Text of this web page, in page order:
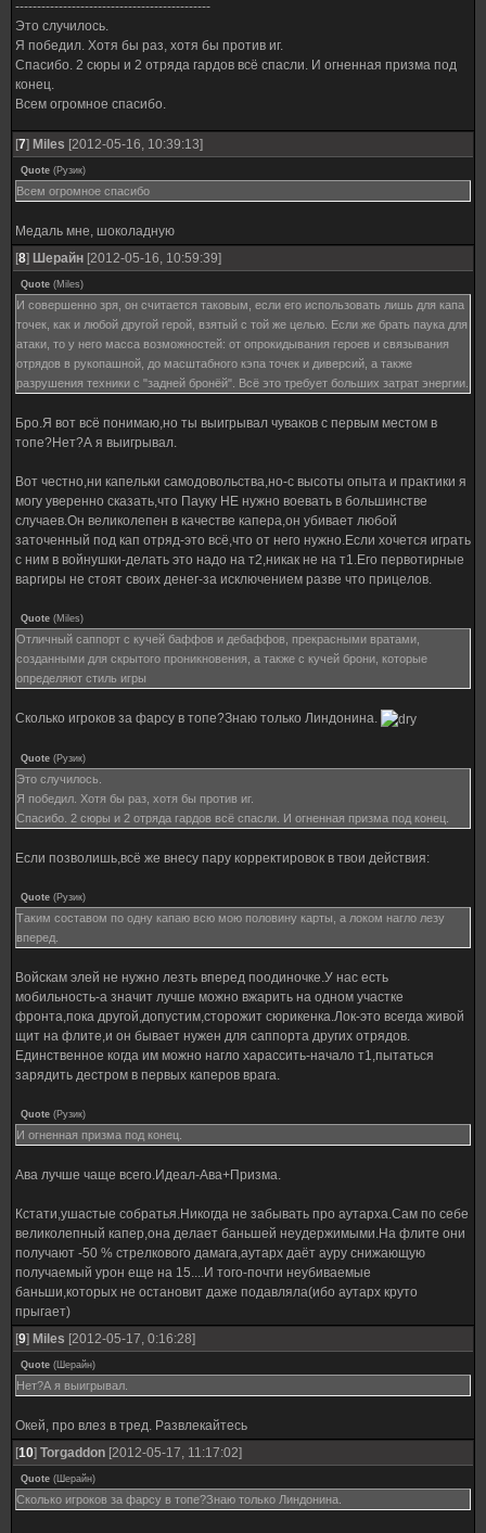
---------------------------------------------
Это случилось.
Я победил. Хотя бы раз, хотя бы против иг.
Спасибо. 2 сюры и 2 отряда гардов всё спасли. И огненная призма под
конец.
Всем огромное спасибо.
[7] Miles [2012-05-16, 10:39:13]
Quote (Рузик)
Всем огромное спасибо
Медаль мне, шоколадную
[8] Шерайн [2012-05-16, 10:59:39]
Quote (Miles)
И совершенно зря, он считается таковым, если его использовать лишь для капа
точек, как и любой другой герой, взятый с той же целью. Если же брать паука для
атаки, то у него масса возможностей: от опрокидывания героев и связывания
отрядов в рукопашной, до масштабного кэпа точек и диверсий, а также
разрушения техники с "задней бронёй". Всё это требует больших затрат энергии.
Бро.Я вот всё понимаю,но ты выигрывал чуваков с первым местом в
топе?Нет?А я выигрывал.
Вот честно,ни капельки самодовольства,но-с высоты опыта и практики я
могу уверенно сказать,что Пауку НЕ нужно воевать в большинстве
случаев.Он великолепен в качестве капера,он убивает любой
заточенный под кап отряд-это всё,что от него нужно.Если хочется играть
с ним в войнушки-делать это надо на т2,никак не на т1.Его первотирные
варгиры не стоят своих денег-за исключением разве что прицелов.
Quote (Miles)
Отличный саппорт с кучей баффов и дебаффов, прекрасными вратами,
созданными для скрытого проникновения, а также с кучей брони, которые
определяют стиль игры
Сколько игроков за фарсу в топе?Знаю только Линдонина.
Quote (Рузик)
Это случилось.
Я победил. Хотя бы раз, хотя бы против иг.
Спасибо. 2 сюры и 2 отряда гардов всё спасли. И огненная призма под конец.
Если позволишь,всё же внесу пару корректировок в твои действия:
Quote (Рузик)
Таким составом по одну капаю всю мою половину карты, а локом нагло лезу
вперед.
Войскам элей не нужно лезть вперед поодиночке.У нас есть
мобильность-а значит лучше можно вжарить на одном участке
фронта,пока другой,допустим,сторожит сюрикенка.Лок-это всегда живой
щит на флите,и он бывает нужен для саппорта других отрядов.
Единственное когда им можно нагло харассить-начало т1,пытаться
зарядить дестром в первых каперов врага.
Quote (Рузик)
И огненная призма под конец.
Ава лучше чаще всего.Идеал-Ава+Призма.
Кстати,ушастые собратья.Никогда не забывать про аутарха.Сам по себе
великолепный капер,она делает баньшей неудержимыми.На флите они
получают -50 % стрелкового дамага,аутарх даёт ауру снижающую
получаемый урон еще на 15....И того-почти неубиваемые
баньши,которых не остановит даже подавляла(ибо аутарх круто
прыгает)
[9] Miles [2012-05-17, 0:16:28]
Quote (Шерайн)
Нет?А я выигрывал.
Окей, про влез в тред. Развлекайтесь
[10] Torgaddon [2012-05-17, 11:17:02]
Quote (Шерайн)
Сколько игроков за фарсу в топе?Знаю только Линдонина.